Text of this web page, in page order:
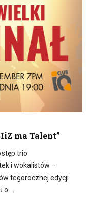
ma Talent”
trio
i wokalistów –
tegorocznej edycji